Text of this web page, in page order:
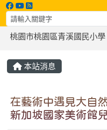
桃園市桃園區青溪國民小學
本站消息
在藝術中遇見大自
新加坡國家美術館